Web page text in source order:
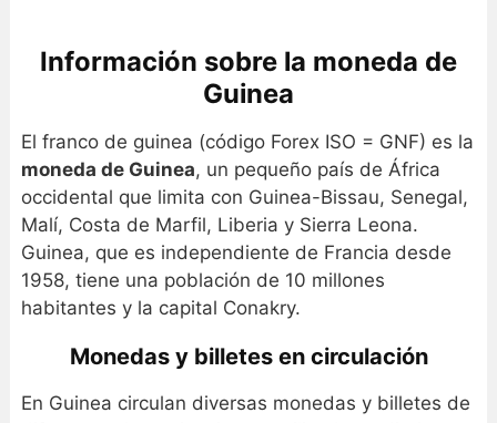
Información sobre la moneda de
Guinea
El franco de guinea (código Forex ISO = GNF) es la
moneda de Guinea, un pequeño país de África
occidental que limita con Guinea-Bissau, Senegal,
Malí, Costa de Marfil, Liberia y Sierra Leona.
Guinea, que es independiente de Francia desde
1958, tiene una población de 10 millones
habitantes y la capital Conakry.
Monedas y billetes en circulación
En Guinea circulan diversas monedas y billetes de